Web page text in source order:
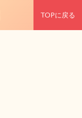
TOPに戻る